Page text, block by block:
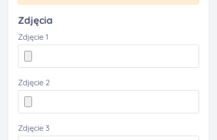
Zdjęcia
Zdjęcie 1
Zdjęcie 2
Zdjęcie 3